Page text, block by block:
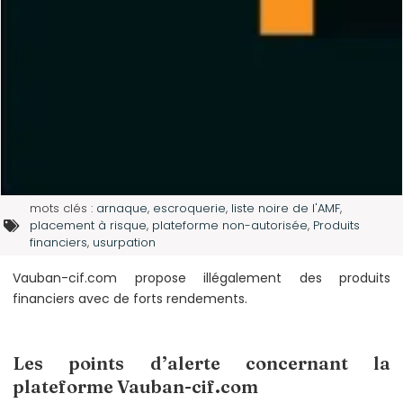
mots clés : arnaque, escroquerie, liste noire de l'AMF,
placement à risque, plateforme non-autorisée, Produits
financiers, usurpation
Vauban-cif.com propose illégalement des produits
financiers avec de forts rendements.
Les points d’alerte concernant la
plateforme Vauban-cif.com